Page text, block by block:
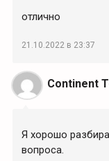
отлично
21.10.2022 в 23:37
Continent
Я хорошо
вопроса.